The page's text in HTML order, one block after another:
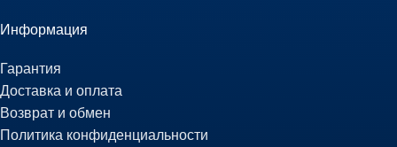
Информация
Гарантия
Доставка и оплата
Возврат и обмен
Политика конфиденциальности